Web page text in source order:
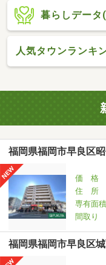
暮らしデー
人気タウンランキ
福岡県福岡市早良区
価 格
住 所
専有面積
間取り
福岡県福岡市早良区